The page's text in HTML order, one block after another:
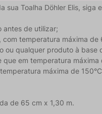
Toalha Döhler Elis, siga
antes de utilizar;
temperatura máxima de
ou qualquer produto à base
em temperatura máxima
máxima de
de 65 cm x 1,30 m.